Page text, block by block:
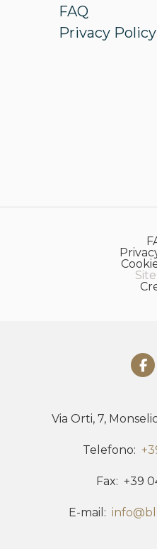
FAQ
Privacy Policy
Via Orti, 7,
Telefono
Fax +39
E-mail